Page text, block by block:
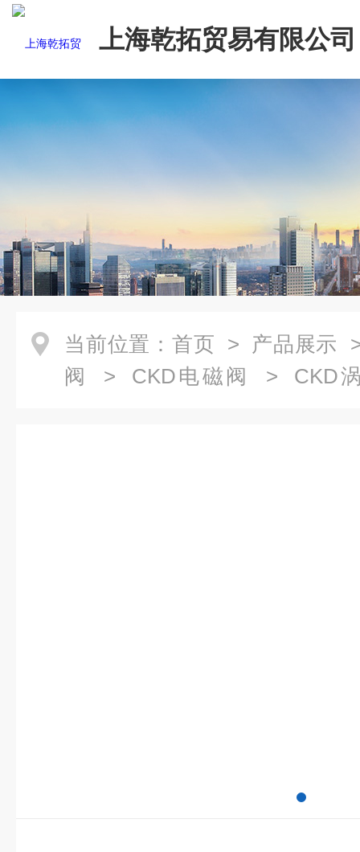
上海乾拓贸易有限公司
当前位置： 首页 > 产品展示
阀
> CKD电磁阀
> CKD